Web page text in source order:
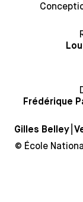
Frédérique
Gilles Belley
© École